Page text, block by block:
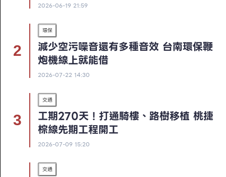
2026-06-19 21:59
環保
減少空污噪音還有多種音效 台南環保鞭
炮機線上就能借
2026-07-22 14:30
交通
工期270天！打通騎樓、路樹移植 桃捷
棕線先期工程開工
2026-07-09 15:20
交通